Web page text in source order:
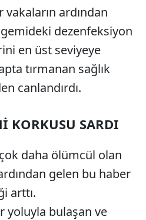
ardından
dezenfeksiyon
en üst seviyeye
tırmanan sağlık
canlandırdı.
KORKUSU SARDI
daha ölümcül olan
gelen bu haber
arttı.
yoluyla bulaşan ve